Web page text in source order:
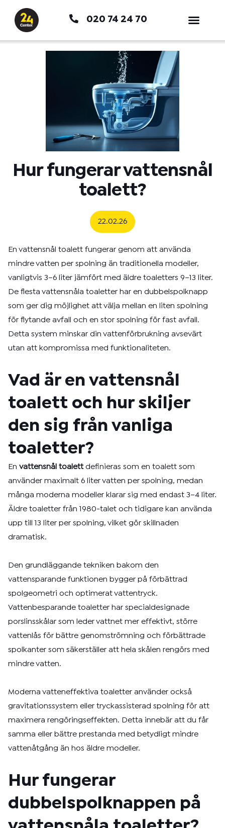
innehåll
020 74 24 70
Hur fungerar vattensnål
toalett?
22.02.26
En vattensnål toalett fungerar genom att använda
mindre vatten per spolning än traditionella modeller,
vanligtvis 3–6 liter jämfört med äldre toaletters 9–13 liter.
De flesta vattensnåla toaletter har en dubbelspolknapp
som ger dig möjlighet att välja mellan en liten spolning
för flytande avfall och en stor spolning för fast avfall.
Detta system minskar din vattenförbrukning avsevärt
utan att kompromissa med funktionaliteten.
Vad är en vattensnål
toalett och hur skiljer
den sig från vanliga
toaletter?
En vattensnål toalettdefinieras som en toalett som
använder maximalt 6 liter vatten per spolning, medan
många moderna modeller klarar sig med endast 3–4 liter.
Äldre toaletter från 1980-talet och tidigare kan använda
upp till 13 liter per spolning, vilket gör skillnaden
dramatisk.
Den grundläggande tekniken bakom den
vattensparande funktionen bygger på förbättrad
spolgeometri och optimerat vattentryck.
Vattenbesparande toaletter har specialdesignade
porslinsskålar som leder vattnet mer effektivt, större
vattenlås för bättre genomströmning och förbättrade
spolkanter som säkerställer att hela skålen rengörs med
mindre vatten.
Moderna vatteneffektiva toaletter använder också
gravitationssystem eller tryckassisterad spolning för att
maximera rengöringseffekten. Detta innebär att du får
samma eller bättre prestanda med betydligt mindre
vattenåtgång än hos äldre modeller.
Hur fungerar
dubbelspolknappen på